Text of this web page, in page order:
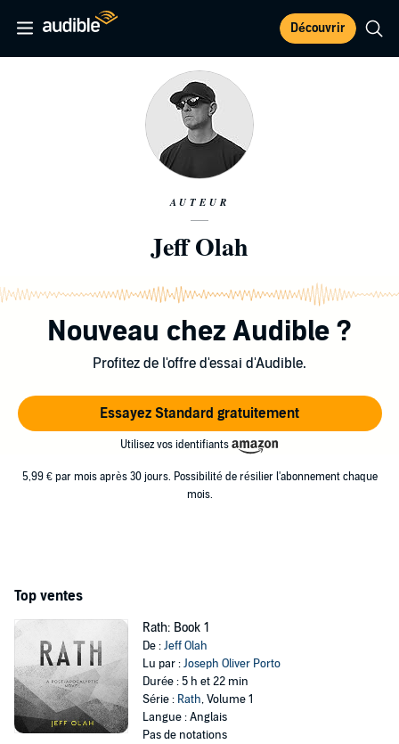
Découvrir
AUTEUR
Jeff Olah
Nouveau chez Audible ?
Profitez de l'offre d'essai d'Audible.
Essayez Standard gratuitement
Utilisez vos identifiants
5,99 € par mois après 30 jours. Possibilité de résilier l'abonnement chaque
mois.
Top ventes
Rath: Book 1
De :Jeff Olah
Lu par :Joseph Oliver Porto
Durée : 5 h et 22 min
Série : Rath, Volume 1
Langue : Anglais
Pas de notations